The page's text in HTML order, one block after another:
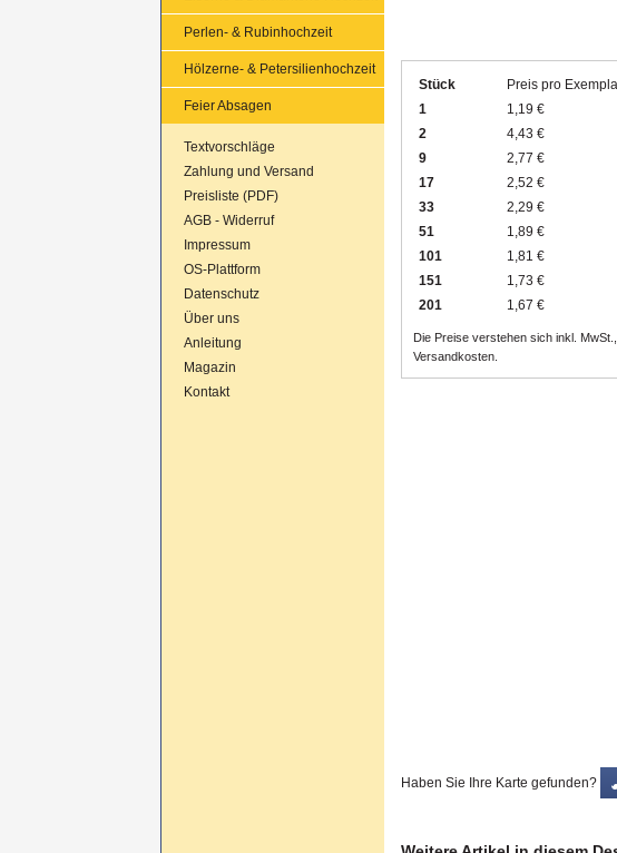
Perlen- & Rubinhochzeit
Hölzerne- & Petersilienhochzeit
Feier Absagen
Textvorschläge
Zahlung und Versand
Preisliste (PDF)
AGB - Widerruf
Impressum
OS-Plattform
Datenschutz
Über uns
Anleitung
Magazin
Kontakt
Stück
Preis pro
1
1,19 €
2
4,43 €
9
2,77 €
17
2,52 €
33
2,29 €
51
1,89 €
101
1,81 €
151
1,73 €
201
1,67 €
Die Preise verstehen sich inkl. MwSt.,
Versandkosten.
Haben Sie Ihre Karte gefunden?